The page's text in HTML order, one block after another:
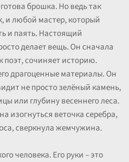
брошка. Но ведь так
и любой мастер, который
и паять. Настоящий
делает вещь. Он сначала
поэт, сочиняет историю.
драгоценные материалы. Он
не просто зелёный камень,
или глубину весеннего леса.
изогнуться веточка серебра,
сверкнула жемчужина.
человека. Его руки – это